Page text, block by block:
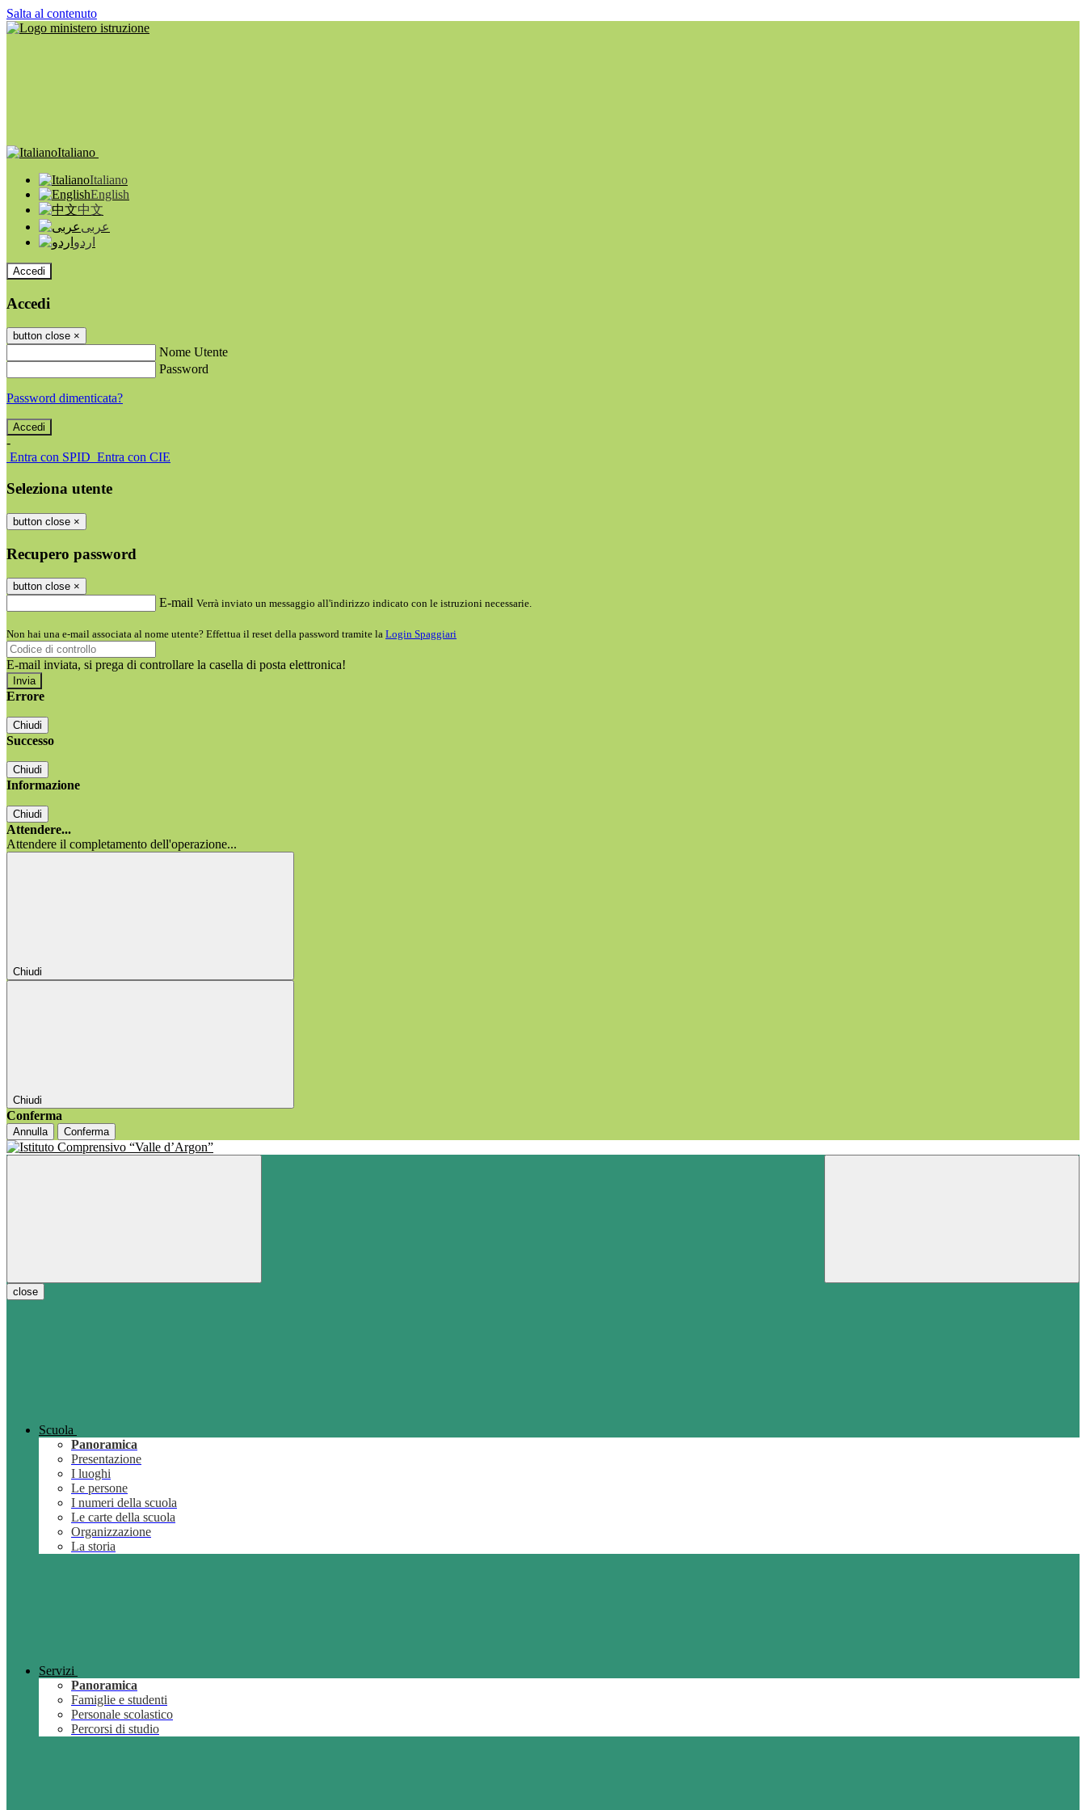
Salta al contenuto
Italiano
Italiano
English
中文
عربى
اردو
Accedi
Accedi
button close ×
Nome Utente
Password
Password dimenticata?
-
Entra con SPID Entra con CIE
Seleziona utente
button close ×
Recupero password
button close ×
E-mail Verrà inviato un messaggio all'indirizzo indicato con le istruzioni necessarie.
Non hai una e-mail associata al nome utente? Effettua il reset della password tramite la Login Spaggiari
E-mail inviata, si prega di controllare la casella di posta elettronica!
Errore
Chiudi
Successo
Chiudi
Informazione
Chiudi
Attendere...
Attendere il completamento dell'operazione...
Chiudi
Chiudi
Conferma
Annulla Conferma
close
Scuola
Panoramica
Presentazione
I luoghi
Le persone
I numeri della scuola
Le carte della scuola
Organizzazione
La storia
Servizi
Panoramica
Famiglie e studenti
Personale scolastico
Percorsi di studio